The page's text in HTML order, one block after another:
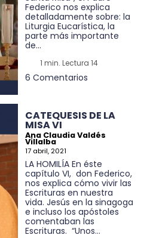
Federico nos explica
detalladamente sobre: la
Liturgia Eucarística, la
parte más importante
de...
1 min. Lectura 14
6 Comentarios
CATEQUESIS DE LA
MISA VI
Ana Claudia Valdés
Villalba
17 abril, 2021
LA HOMILÍA En éste
capítulo VI, don Federico,
nos explica cómo vivir las
Escrituras en nuestra
vida. Jesús en la sinagoga
e incluso los apóstoles
comentaban las
Escrituras. “Unos...